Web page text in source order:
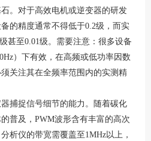
。对于高效电机或逆变器的研发
的精度通常不得低于0.2级，而实
甚至0.01级。 需要注意 ：很多设备
）下有效，在高频或低功率因数
关注其在全频率范围内的实测精
捕捉信号细节的能力。随着碳化
普及， PWM波形含有丰富的高次
析仪的带宽需覆盖至1MHz以上，